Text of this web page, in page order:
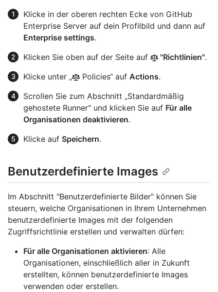
Klicke in der oberen rechten Ecke von GitHub
Enterprise Server auf dein Profilbild und dann auf
Enterprise settings.
Klicken Sie oben auf der Seite auf
"Richtlinien".
Klicke unter „
Policies“ auf Actions.
Scrollen Sie zum Abschnitt „Standardmäßig
gehostete Runner" und klicken Sie auf Für alle
Organisationen deaktivieren.
Klicke auf Speichern.
Benutzerdefinierte Images
Im Abschnitt "Benutzerdefinierte Bilder" können Sie
steuern, welche Organisationen in Ihrem Unternehmen
benutzerdefinierte Images mit der folgenden
Zugriffsrichtlinie erstellen und verwalten dürfen:
Für alle Organisationen aktivieren: Alle
Organisationen, einschließlich aller in Zukunft
erstellten, können benutzerdefinierte Images
verwenden oder erstellen.